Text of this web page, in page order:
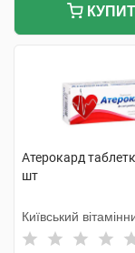
Атерокард
шт
Київський